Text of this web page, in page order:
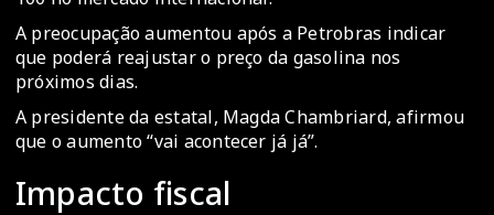
A preocupação aumentou após a Petrobras indicar
que poderá reajustar o preço da gasolina nos
próximos dias.
A presidente da estatal, Magda Chambriard, afirmou
que o aumento “vai acontecer já já”.
Impacto fiscal